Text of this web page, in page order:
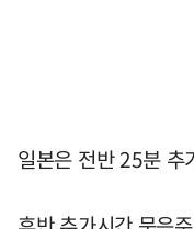
일본은 전반 25분 추